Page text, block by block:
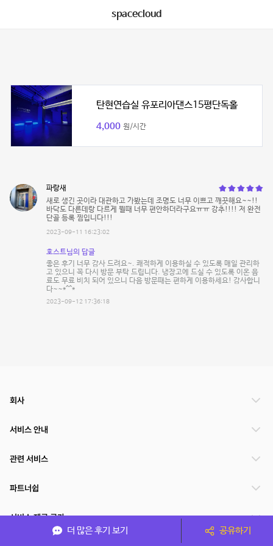
spacecloud
탄현연습실 유포리아댄스15평단독홀
4,000 원/시간
파랑새
새로 생긴 곳이라 대관하고 가봤는데 조명도 너무 이쁘고 깨끗해요~~!!
바닥도 다른데랑 다르게 뛸때 너무 편안하더라구요ㅠㅠ 강추!!!! 저 완전
단골 등록 찜입니다!!!
2023-09-11 16:23:02
호스트님의 답글
좋은 후기 너무 감사 드려요~. 쾌적하게 이용하실 수 있도록 매일 관리하
고 있으니 꼭 다시 방문 부탁 드립니다. 냉장고에 드실 수 있도록 이온 음
료도 무료 비치 되어 있으니 다음 방문때는 편하게 이용하세요! 감사합니
다~~*^^*
2023-09-12 17:36:18
더 많은 후기 보기 공유하기
회사
서비스 안내
관련 서비스
파트너쉽
서비스 제공 국가